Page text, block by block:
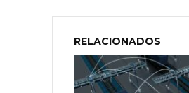
RELACIONADOS